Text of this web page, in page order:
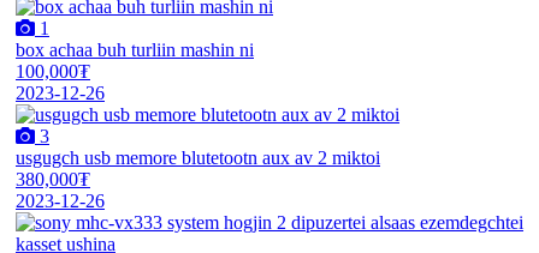
1
box achaa buh turliin mashin ni
100,000₮
2023-12-26
3
usgugch usb memore blutetootn aux av 2 miktoi
380,000₮
2023-12-26